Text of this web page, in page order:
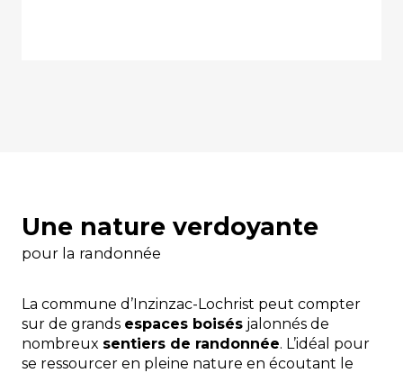
Une nature verdoyante
pour la randonnée
La commune d’Inzinzac-Lochrist peut compter
sur de grands espaces boisés jalonnés de
nombreux sentiers de randonnée. L’idéal pour
se ressourcer en pleine nature en écoutant le